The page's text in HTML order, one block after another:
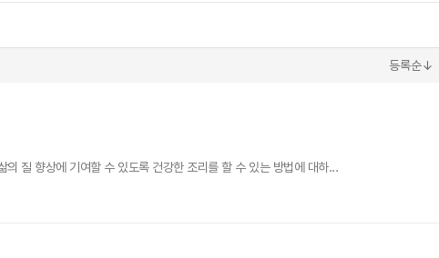
등록순↓
질 향상에 기여할 수 있도록 건강한 조리를 할 수 있는 방법에 대하...